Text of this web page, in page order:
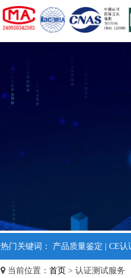
热门关键词： 产品质量鉴定 CE认
当前位置： 首页 > 认证测试服务